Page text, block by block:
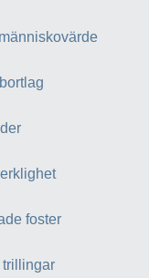
foster
trillingar